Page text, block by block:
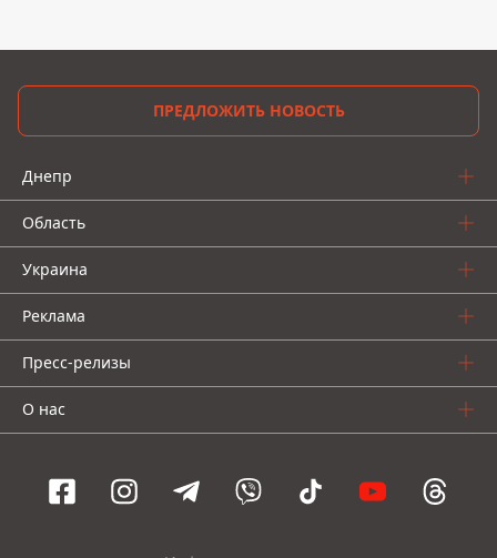
ПРЕДЛОЖИТЬ НОВОСТЬ
Днепр
Область
Украина
Реклама
Пресс-релизы
О нас